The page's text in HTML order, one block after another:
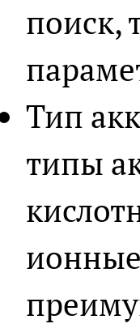
поиск,
Тип
типы